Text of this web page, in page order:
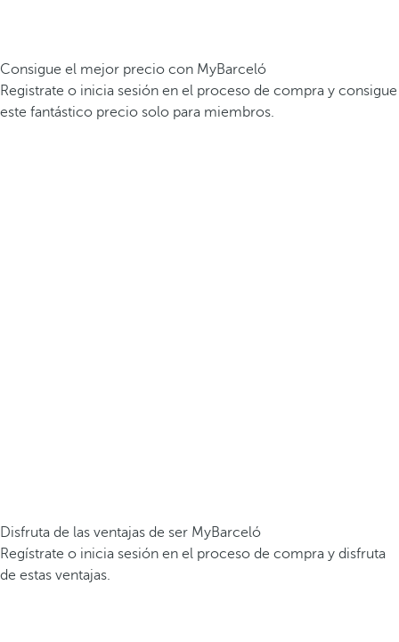
Consigue el mejor precio con MyBarceló
Registrate o inicia sesión en el proceso de compra y consigue
este fantástico precio solo para miembros.
Disfruta de las ventajas de ser MyBarceló
Regístrate o inicia sesión en el proceso de compra y disfruta
de estas ventajas.